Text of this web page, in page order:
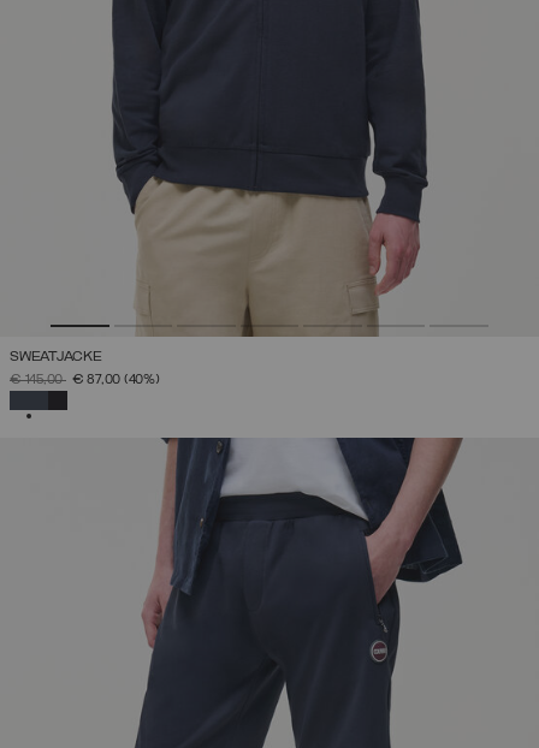
SWEATJACKE
PREIS REDUZIERT VON
€ 145,00AUF
€ 87,00 (40%)